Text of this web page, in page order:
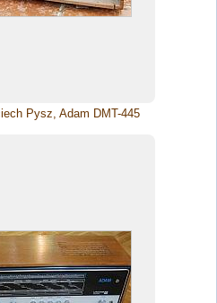
Pysz, Adam DMT-445